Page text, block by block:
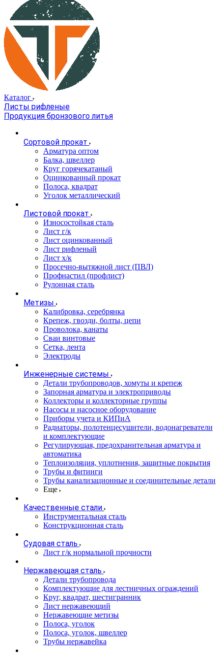
Каталог
Листы рифленые
Продукция бронзового литья
Сортовой прокат
Арматура оптом
Балка, швеллер
Круг горячекатаный
Оцинкованный прокат
Полоса, квадрат
Уголок металлический
Листовой прокат
Износостойкая сталь
Лист г/к
Лист оцинкованный
Лист рифленый
Лист х/к
Просечно-вытяжной лист (ПВЛ)
Профнастил (профлист)
Рулонная сталь
Метизы
Калибровка, серебрянка
Крепеж, гвозди, болты, цепи
Проволока, канаты
Сваи винтовые
Сетка, лента
Электроды
Инженерные системы
Детали трубопроводов, хомуты и крепеж
Запорная арматура и электроприводы
Коллекторы и коллекторные группы
Насосы и насосное оборудование
Приборы учета и КИПиА
Радиаторы, полотенцесушители, водонагреватели
и комплектующие
Регулирующая, предохранительная арматура и
автоматика
Теплоизоляция, уплотнения, защитные покрытия
Трубы и фитинги
Трубы канализационные и соединительные детали
Еще
Качественные стали
Инструментальная сталь
Конструкционная сталь
Судовая сталь
Лист г/к нормальной прочности
Нержавеющая сталь
Детали трубопровода
Комплектующие для лестничных ограждений
Круг, квадрат, шестигранник
Лист нержавеющий
Нержавеющие метизы
Полоса, уголок
Полоса, уголок, швеллер
Трубы нержавейка